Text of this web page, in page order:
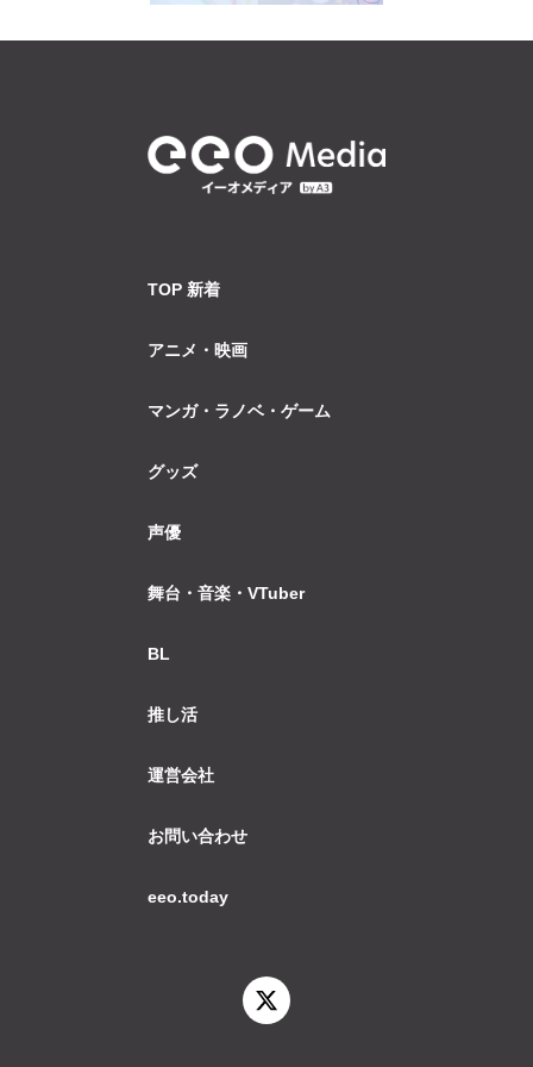
TOP 新着
アニメ・映画
マンガ・ラノベ・ゲーム
グッズ
声優
舞台・音楽・VTuber
BL
推し活
運営会社
お問い合わせ
eeo.today